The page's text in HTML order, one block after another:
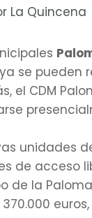
La Quincena
se pueden
el CDM
unidades
de acceso
de la